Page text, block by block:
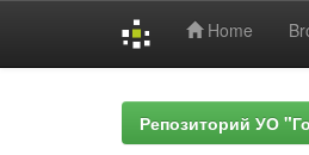
Home
Репозиторий УО